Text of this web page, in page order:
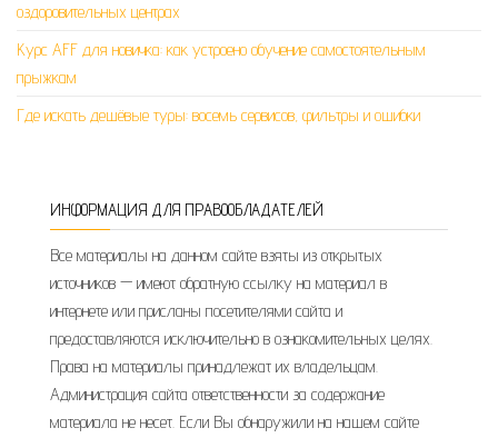
оздоровительных центрах
Курс AFF для новичка: как устроено обучение самостоятельным
прыжкам
Где искать дешёвые туры: восемь сервисов, фильтры и ошибки
ИНФОРМАЦИЯ ДЛЯ ПРАВООБЛАДАТЕЛЕЙ
Все материалы на данном сайте взяты из открытых
источников — имеют обратную ссылку на материал в
интернете или присланы посетителями сайта и
предоставляются исключительно в ознакомительных целях.
Права на материалы принадлежат их владельцам.
Администрация сайта ответственности за содержание
материала не несет. Если Вы обнаружили на нашем сайте